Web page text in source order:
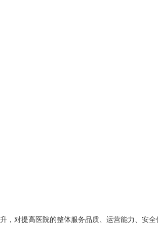
，对提高医院的整体服务品质、运营能力、安